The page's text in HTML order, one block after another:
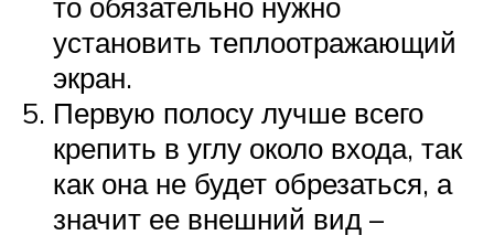
установить теплоотражающий
экран.
Первую полосу лучше всего
крепить в углу около входа, так
как она не будет обрезаться, а
значит ее внешний вид –